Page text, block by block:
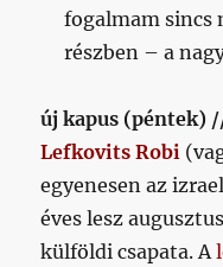
fogalmam sincs
részben – a
új kapus (péntek)
Lefkovits Robi
egyenesen az
éves lesz
külföldi csapata. A